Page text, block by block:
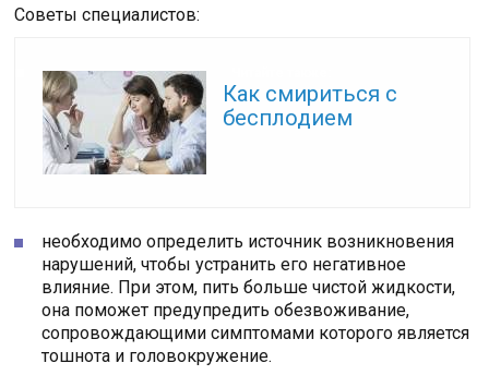
Советы специалистов:
Как смириться с
бесплодием
необходимо определить источник возникновения
нарушений, чтобы устранить его негативное
влияние. При этом, пить больше чистой жидкости,
она поможет предупредить обезвоживание,
сопровождающими симптомами которого является
тошнота и головокружение.